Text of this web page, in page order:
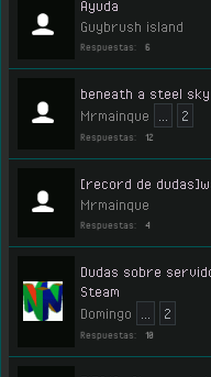
Ayuda
Guybrush island
Respuestas: 6
beneath a steel
Mrmainque
2
Respuestas: 12
[record de
Mrmainque
Respuestas: 4
Dudas sobre
Steam
Domingo
2
Respuestas: 10